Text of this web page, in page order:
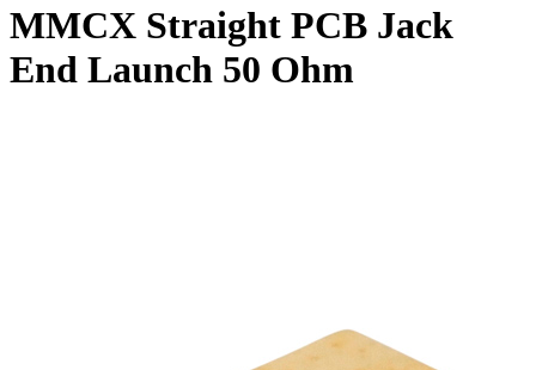
MMCX Straight PCB Jack
End Launch 50 Ohm